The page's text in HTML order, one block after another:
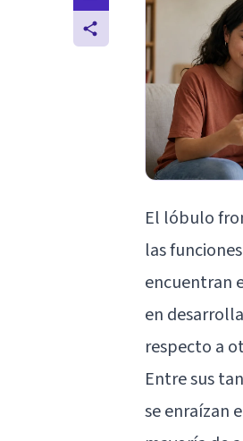
El lóbulo
las
encuentran
en
respecto a
Entre sus
se enraízan